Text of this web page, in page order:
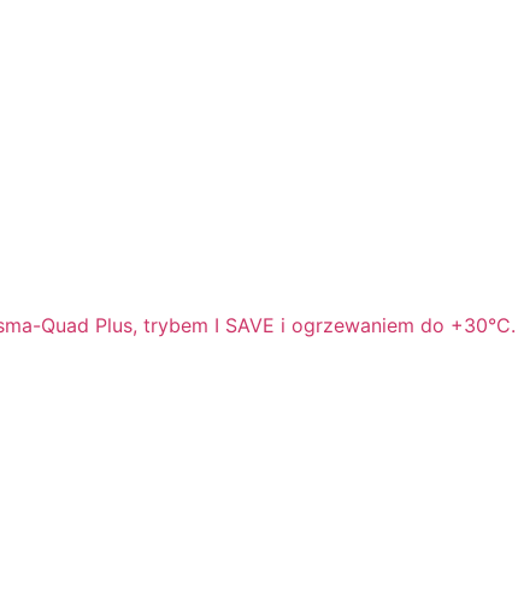
Quad Plus, trybem I SAVE i ogrzewaniem do +30°C.